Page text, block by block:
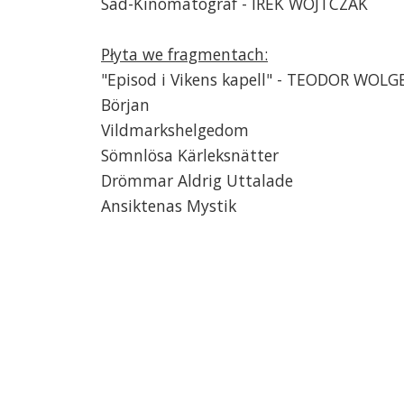
Płyta we fragmentach:
"Episod i Vikens kapell" - TEODOR
Början
Vildmarkshelgedom
Sömnlösa Kärleksnätter
Drömmar Aldrig Uttalade
Ansiktenas Mystik